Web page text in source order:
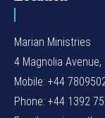
Marian Ministries
4 Magnolia Avenue,
Mobile: +44
Phone: +44 1392